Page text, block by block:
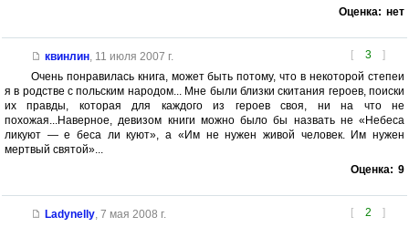
Оценка: нет
[ 3 ]
квинлин, 11 июля 2007 г.
Очень понравилась книга, может быть потому, что в некоторой степеи
я в родстве с польским народом... Мне были близки скитания героев, поиски
их правды, которая для каждого из героев своя, ни на что не
похожая...Наверное, девизом книги можно было бы назвать не «Небеса
ликуют — е беса ли куют», а «Им не нужен живой человек. Им нужен
мертвый святой»...
Оценка: 9
[ 2 ]
Ladynelly, 7 мая 2008 г.